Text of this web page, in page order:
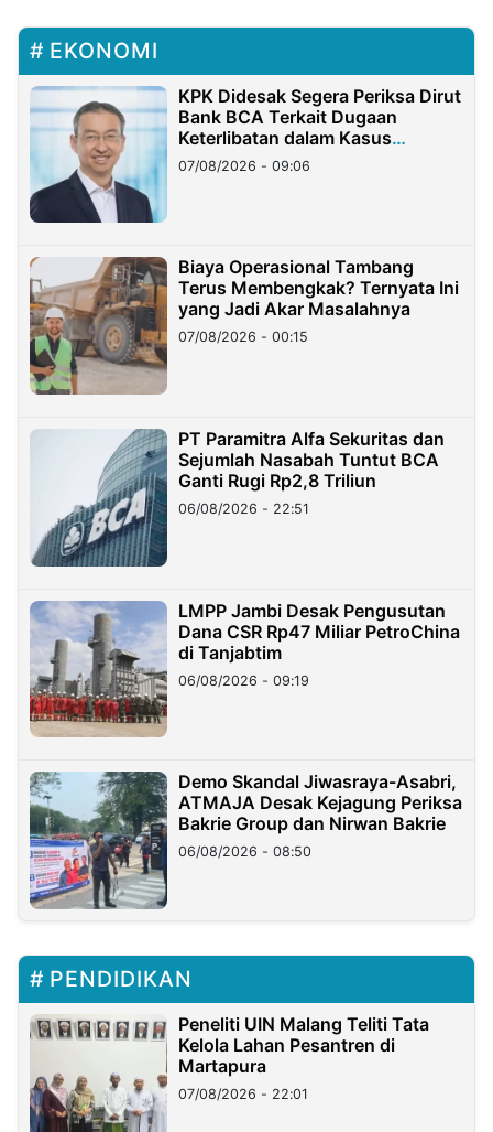
EKONOMI
KPK Didesak Segera Periksa Dirut
Bank BCA Terkait Dugaan
Keterlibatan dalam Kasus
Hilangnya Dana Nasabah Rp2,58
Miliar
07/08/2026 - 09:06
Biaya Operasional Tambang
Terus Membengkak? Ternyata Ini
yang Jadi Akar Masalahnya
07/08/2026 - 00:15
PT Paramitra Alfa Sekuritas dan
Sejumlah Nasabah Tuntut BCA
Ganti Rugi Rp2,8 Triliun
06/08/2026 - 22:51
LMPP Jambi Desak Pengusutan
Dana CSR Rp47 Miliar PetroChina
di Tanjabtim
06/08/2026 - 09:19
Demo Skandal Jiwasraya-Asabri,
ATMAJA Desak Kejagung Periksa
Bakrie Group dan Nirwan Bakrie
06/08/2026 - 08:50
PENDIDIKAN
Peneliti UIN Malang Teliti Tata
Kelola Lahan Pesantren di
Martapura
07/08/2026 - 22:01